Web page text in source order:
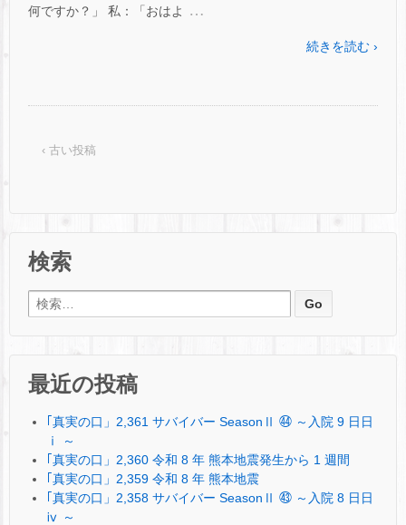
何ですか？」 私：「おはよ
…
続きを読む ›
‹ 古い投稿
検索
検索:
最近の投稿
｢真実の口」2,361 サバイバー SeasonⅡ ㊹ ～入院 9 日日
ⅰ ～
｢真実の口」2,360 令和 8 年 熊本地震発生から 1 週間
｢真実の口」2,359 令和 8 年 熊本地震
｢真実の口」2,358 サバイバー SeasonⅡ ㊸ ～入院 8 日日
ⅳ ～